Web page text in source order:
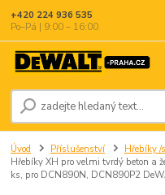
+420 224 936 535
Po–Pá | 9:00 – 16:00
Úvod Příslušenství Hřebíky /
Hřebíky XH pro velmi tvrdý beton a
ks, pro DCN890N, DCN890P2